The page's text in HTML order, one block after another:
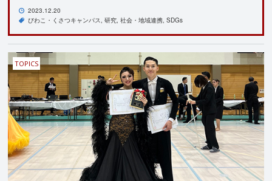
2023.12.20
びわこ・くさつキャンパス 研究 社会・地域連携 SDGs
TOPICS